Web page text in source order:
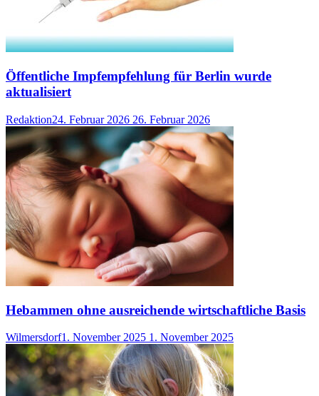
Öffentliche Impfempfehlung für Berlin wurde
aktualisiert
Redaktion24. Februar 2026 26. Februar 2026
Hebammen ohne ausreichende wirtschaftliche Basis
Wilmersdorf1. November 2025 1. November 2025